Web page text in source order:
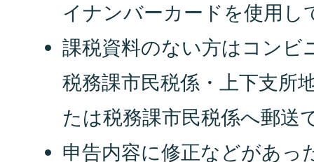
イナンバーカードを使用し
課税資料のない方はコンビ
税務課市民税係・上下支所
たは税務課市民税係へ郵送
申告内容に修正などがあっ